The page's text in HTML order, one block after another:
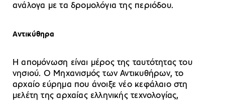
ανάλογα με τα δρομολόγια της περιόδου.
Αντικύθηρα
Η απομόνωση είναι μέρος της ταυτότητας του
νησιού. Ο Μηχανισμός των Αντικυθήρων, το
αρχαίο εύρημα που άνοιξε νέο κεφάλαιο στη
μελέτη της αρχαίας ελληνικής τεχνολογίας,